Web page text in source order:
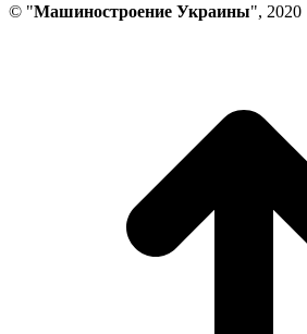
© "Машиностроение Украины", 2020